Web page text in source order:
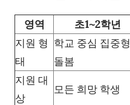
영역 초1~2학년
지원 형
태
학교 중심 집중형
돌봄
지원 대
상
모든 희망 학생